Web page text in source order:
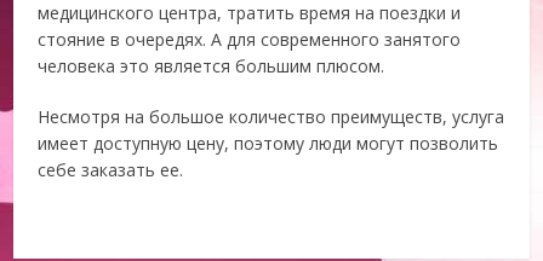
медицинского центра, тратить время на поездки и
стояние в очередях. А для современного занятого
человека это является большим плюсом.
Несмотря на большое количество преимуществ, услуга
имеет доступную цену, поэтому люди могут позволить
себе заказать ее.